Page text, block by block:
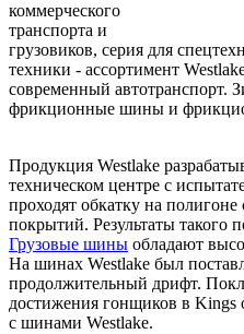
коммерческого
транспорта и
грузовиков, серия для
техники - ассортимент
современный
фрикционные шины и
Продукция Westlake
техническом центре с
проходят обкатку на
покрытий. Результаты такого
Грузовые шины обладают
На шинах Westlake был
продолжительный дрифт.
достижения гонщиков в Kings
с шинами Westlake.